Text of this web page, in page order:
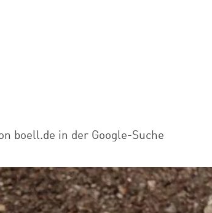
boell.de in der Google-Suche